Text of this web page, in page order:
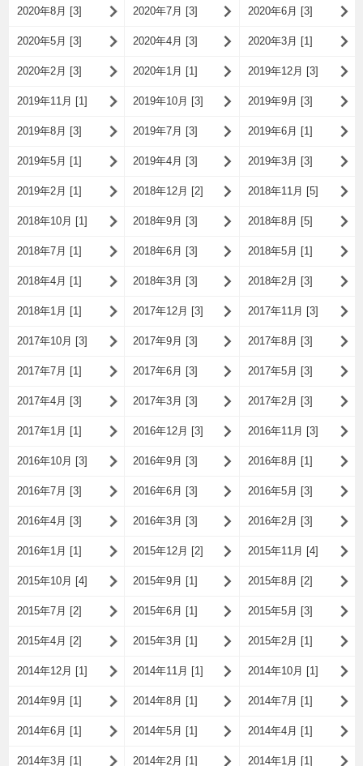
2020年8月 [3] 2020年7月 [3] 2020年6月 [3]
2020年5月 [3] 2020年4月 [3] 2020年3月 [1]
2020年2月 [3] 2020年1月 [1] 2019年12月 [3]
2019年11月 [1] 2019年10月 [3] 2019年9月 [3]
2019年8月 [3] 2019年7月 [3] 2019年6月 [1]
2019年5月 [1] 2019年4月 [3] 2019年3月 [3]
2019年2月 [1] 2018年12月 [2] 2018年11月 [5]
2018年10月 [1] 2018年9月 [3] 2018年8月 [5]
2018年7月 [1] 2018年6月 [3] 2018年5月 [1]
2018年4月 [1] 2018年3月 [3] 2018年2月 [3]
2018年1月 [1] 2017年12月 [3] 2017年11月 [3]
2017年10月 [3] 2017年9月 [3] 2017年8月 [3]
2017年7月 [1] 2017年6月 [3] 2017年5月 [3]
2017年4月 [3] 2017年3月 [3] 2017年2月 [3]
2017年1月 [1] 2016年12月 [3] 2016年11月 [3]
2016年10月 [3] 2016年9月 [3] 2016年8月 [1]
2016年7月 [3] 2016年6月 [3] 2016年5月 [3]
2016年4月 [3] 2016年3月 [3] 2016年2月 [3]
2016年1月 [1] 2015年12月 [2] 2015年11月 [4]
2015年10月 [4] 2015年9月 [1] 2015年8月 [2]
2015年7月 [2] 2015年6月 [1] 2015年5月 [3]
2015年4月 [2] 2015年3月 [1] 2015年2月 [1]
2014年12月 [1] 2014年11月 [1] 2014年10月 [1]
2014年9月 [1] 2014年8月 [1] 2014年7月 [1]
2014年6月 [1] 2014年5月 [1] 2014年4月 [1]
2014年3月 [1] 2014年2月 [1] 2014年1月 [1]